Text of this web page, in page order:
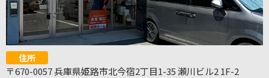
住所
〒670-0057 兵庫県姫路市北今宿2丁目1-35 瀬川ビル2 1F-2